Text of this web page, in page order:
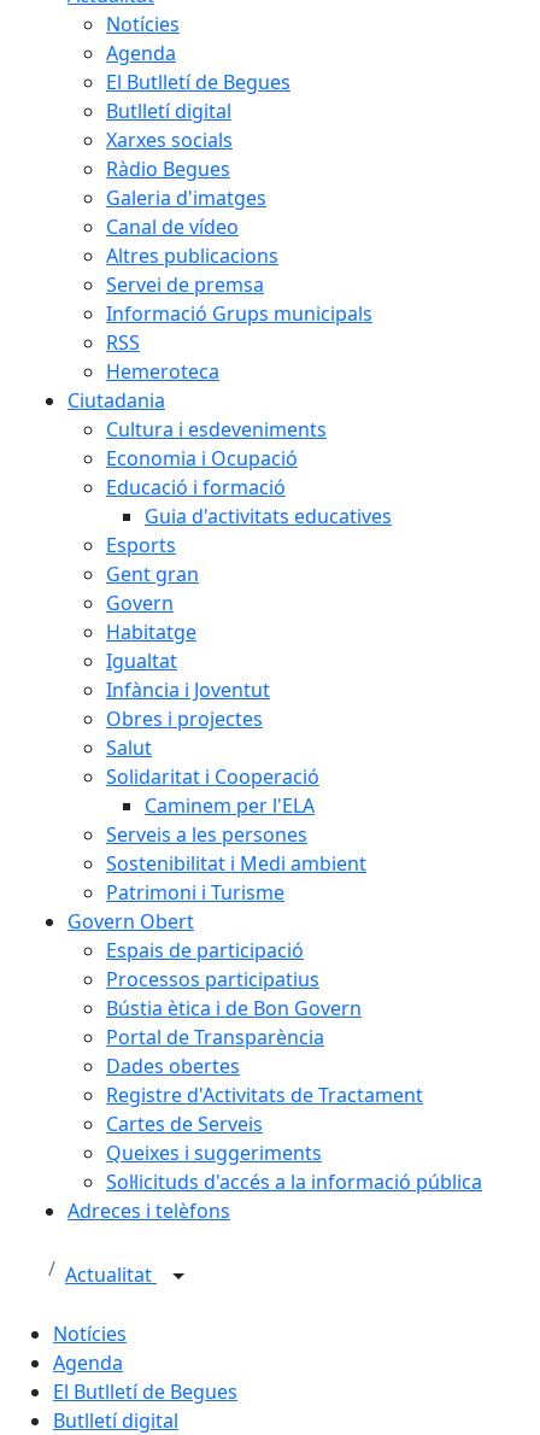
Notícies
Agenda
El Butlletí de Begues
Butlletí digital
Xarxes socials
Ràdio Begues
Galeria d'imatges
Canal de vídeo
Altres publicacions
Servei de premsa
Informació Grups municipals
RSS
Hemeroteca
Ciutadania
Cultura i esdeveniments
Economia i Ocupació
Educació i formació
Guia d'activitats educatives
Esports
Gent gran
Govern
Habitatge
Igualtat
Infància i Joventut
Obres i projectes
Salut
Solidaritat i Cooperació
Caminem per l'ELA
Serveis a les persones
Sostenibilitat i Medi ambient
Patrimoni i Turisme
Govern Obert
Espais de participació
Processos participatius
Bústia ètica i de Bon Govern
Portal de Transparència
Dades obertes
Registre d'Activitats de Tractament
Cartes de Serveis
Queixes i suggeriments
Sol·licituds d'accés a la informació pública
Adreces i telèfons
Actualitat
Notícies
Agenda
El Butlletí de Begues
Butlletí digital